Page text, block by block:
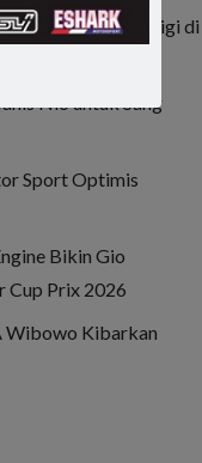
Mulai Unjuk Gigi di
Nio untuk Sang
Sport Optimis
Bikin Gio
Cup Prix 2026
Wibowo Kibarkan